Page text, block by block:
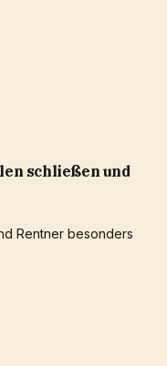
schließen und